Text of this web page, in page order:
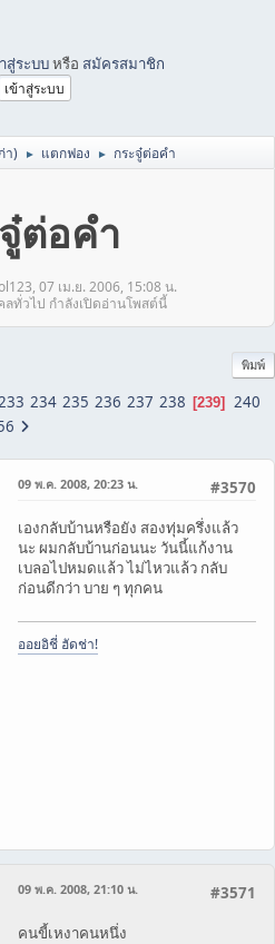
สู่ระบบหรือ สมัครสมาชิก
า) ► แตกฟอง ► กระจู๋ต่อคำ
ต่อคำ
07 เม.ย. 2006, 15:08 น.
ทั่วไป กำลังเปิดอ่านโพสต์นี้
พิมพ์
233 234 235 236 237 238 239
240
#3570
09 พ.ค. 2008, 20:23 น.
เองกลับบ้านหรือยัง สองทุ่มครึ่งแล้ว
นะ ผมกลับบ้านก่อนนะ วันนี้แก้งาน
เบลอไปหมดแล้ว ไม่ไหวแล้ว กลับ
ก่อนดีกว่า บาย ๆ ทุกคน
ออยอิชี่ ฮัดช่า!
#3571
09 พ.ค. 2008, 21:10 น.
คนขี้เหงาคนหนึ่ง